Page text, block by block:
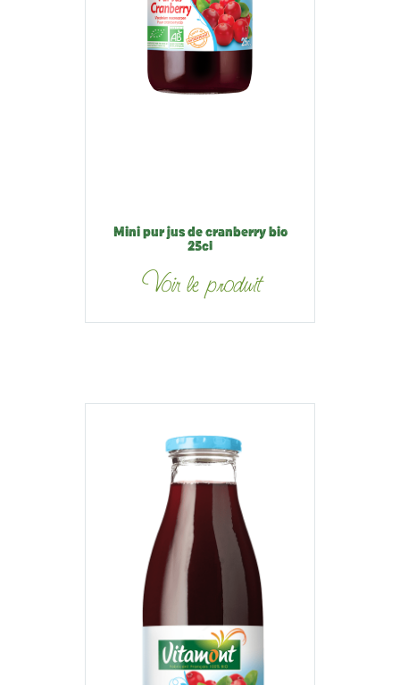
Mini pur jus de cranberry bio
25cl
Voir le produit